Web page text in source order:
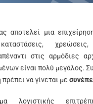
αποτελεί μια
στις αρμόδιες
είναι πολύ μεγάλος.
να γίνεται με
λογιστικής